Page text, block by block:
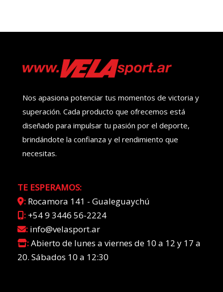
Nos apasiona potenciar tus momentos de victoria y
superación. Cada producto que ofrecemos está
diseñado para impulsar tu pasión por el deporte,
brindándote la confianza y el rendimiento que
necesitas.
TE ESPERAMOS:
: Rocamora 141 - Gualeguaychú
: +54 9 3446 56-2224
: info@velasport.ar
:Abierto de lunes a viernes de 10 a 12 y 17 a
20. Sábados 10 a 12:30